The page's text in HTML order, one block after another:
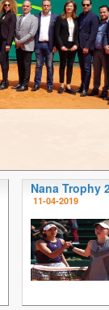
Nana Trophy
11-04-2019